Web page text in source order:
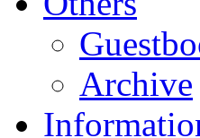
Archive